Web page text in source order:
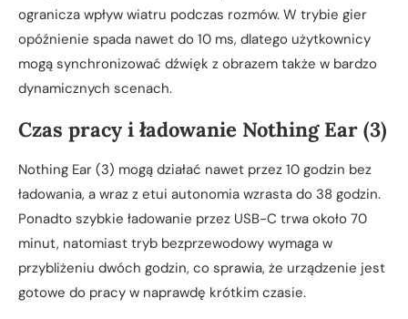
ogranicza wpływ wiatru podczas rozmów. W trybie gier
opóźnienie spada nawet do 10 ms, dlatego użytkownicy
mogą synchronizować dźwięk z obrazem także w bardzo
dynamicznych scenach.
Czas pracy i ładowanie Nothing Ear (3)
Nothing Ear (3) mogą działać nawet przez 10 godzin bez
ładowania, a wraz z etui autonomia wzrasta do 38 godzin.
Ponadto szybkie ładowanie przez USB-C trwa około 70
minut, natomiast tryb bezprzewodowy wymaga w
przybliżeniu dwóch godzin, co sprawia, że urządzenie jest
gotowe do pracy w naprawdę krótkim czasie.